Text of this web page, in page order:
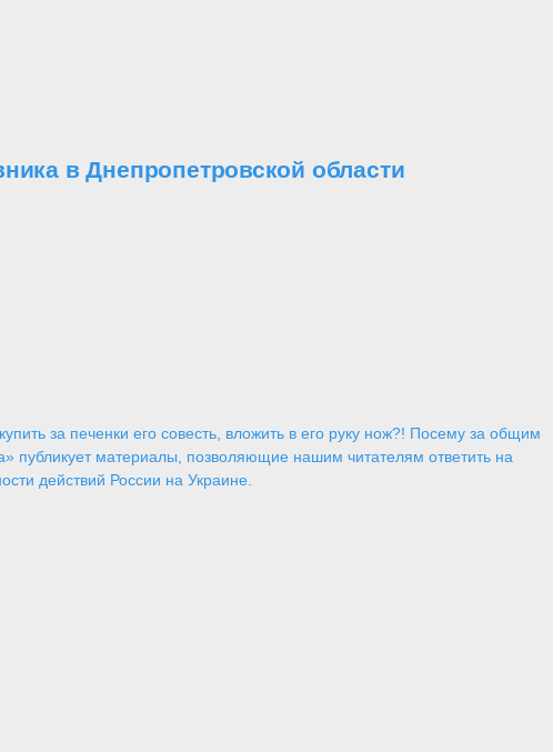
в Днепропетровской области
за печенки его совесть, вложить в его руку нож?! Посему за общим
публикует материалы, позволяющие нашим читателям ответить на
действий России на Украине.